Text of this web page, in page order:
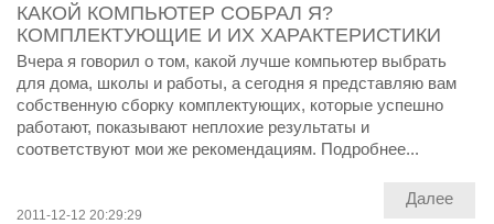
КАКОЙ КОМПЬЮТЕР СОБРАЛ Я?
КОМПЛЕКТУЮЩИЕ И ИХ ХАРАКТЕРИСТИКИ
Вчера я говорил о том, какой лучше компьютер выбрать
для дома, школы и работы, а сегодня я представляю вам
собственную сборку комплектующих, которые успешно
работают, показывают неплохие результаты и
соответствуют мои же рекомендациям. Подробнее...
2011-12-12 20:29:29
Далее